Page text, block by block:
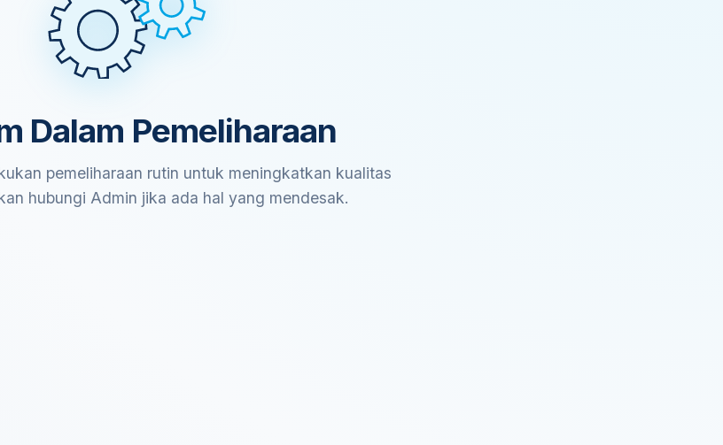
Dalam Pemeliharaan
pemeliharaan rutin untuk meningkatkan kualitas
hubungi Admin jika ada hal yang mendesak.